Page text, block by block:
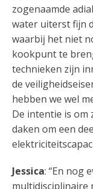
zogenaamde
water uiterst fijn
waarbij het niet
kookpunt te
technieken zijn
de
hebben we wel
De intentie is om
daken om een
Jessica: “En nog
multidisciplinaire